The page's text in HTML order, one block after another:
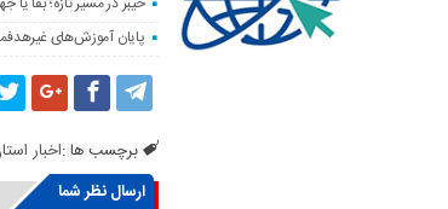
پایان آموزش‌های
برچسب ها :اخبار
ارسال نظر شما